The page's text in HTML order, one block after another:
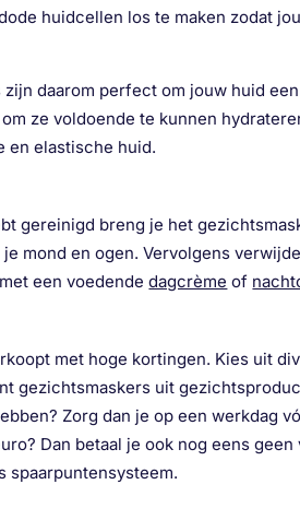
huidcellen los te maken zodat
daarom perfect om jouw huid
ze voldoende te kunnen
en elastische huid.
gereinigd breng je het
mond en ogen. Vervolgens
een voedendedagcrème of
met hoge kortingen. Kies uit
gezichtsmaskers uit
Zorg dan je op een werkdag
Dan betaal je ook nog eens
spaarpuntensysteem.